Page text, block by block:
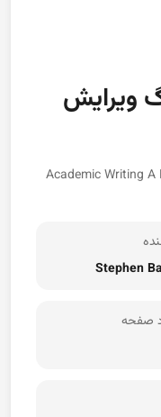
ویرایش
Academic Writing
Stephen
صفحه